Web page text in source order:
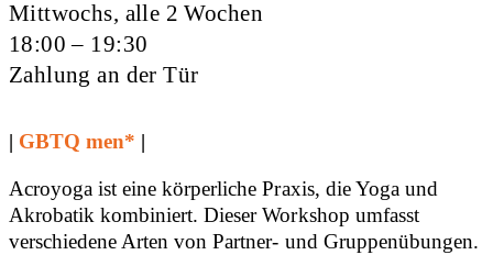
Mittwochs, alle 2 Wochen
18:00 – 19:30
Zahlung an der Tür
| GBTQ men* |
Acroyoga ist eine körperliche Praxis, die Yoga und
Akrobatik kombiniert. Dieser Workshop umfasst
verschiedene Arten von Partner- und Gruppenübungen.